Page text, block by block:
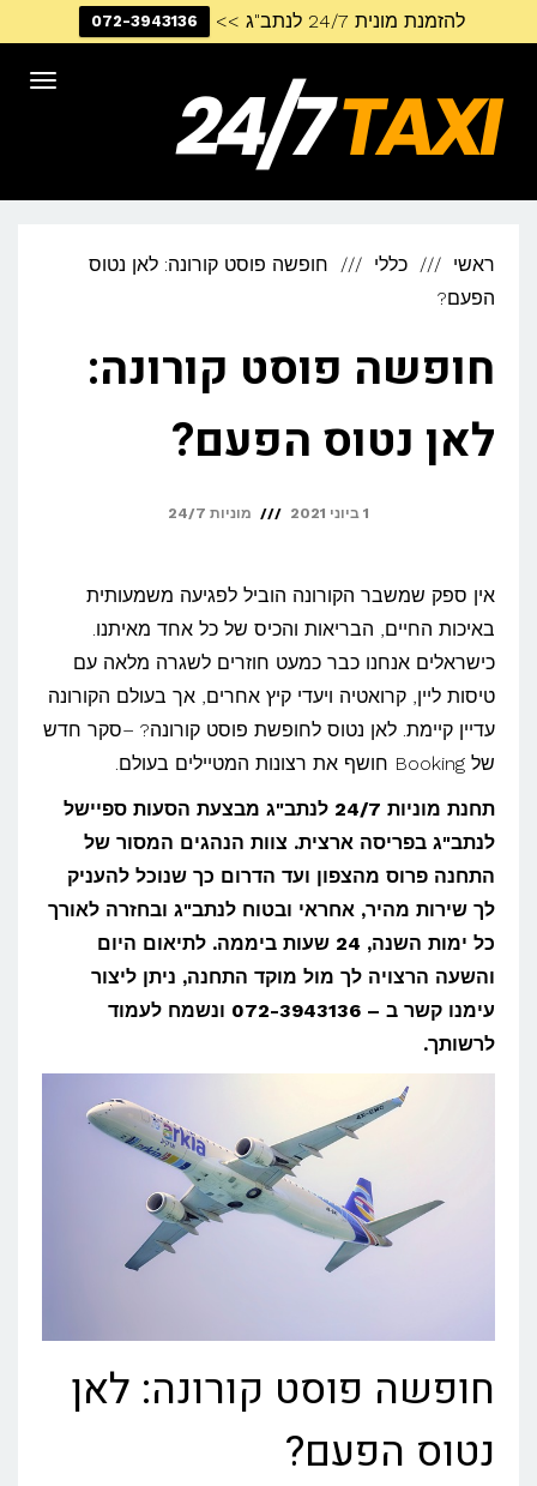
להזמנת מונית 24/7 לנתב"ג >> 072-3943136
ראשי כללי
חופשה פוסט קורונה: לאן נטוס
הפעם?
חופשה פוסט קורונה:
לאן נטוס הפעם?
1 ביוני 2021 מוניות 24/7
אין ספק שמשבר הקורונה הוביל לפגיעה משמעותית
באיכות החיים, הבריאות והכיס של כל אחד מאיתנו.
כישראלים אנחנו כבר כמעט חוזרים לשגרה מלאה עם
טיסות ליין, קרואטיה ויעדי קיץ אחרים, אך בעולם הקורונה
עדיין קיימת. לאן נטוס לחופשת פוסט קורונה? –סקר חדש
של Booking חושף את רצונות המטיילים בעולם.
תחנת מוניות 24/7 לנתב"ג מבצעת הסעות ספיישל
לנתב"ג בפריסה ארצית. צוות הנהגים המסור של
התחנה פרוס מהצפון ועד הדרום כך שנוכל להעניק
לך שירות מהיר, אחראי ובטוח לנתב"ג ובחזרה לאורך
כל ימות השנה, 24 שעות ביממה. לתיאום היום
והשעה הרצויה לך מול מוקד התחנה, ניתן ליצור
עימנו קשר ב – 072-3943136
ונשמח לעמוד
לרשותך.
חופשה פוסט קורונה: לאן
נטוס הפעם?